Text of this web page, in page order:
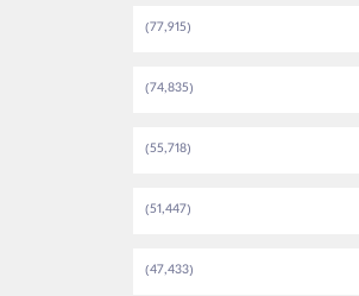
(77,915)
(74,835)
(55,718)
(51,447)
(47,433)